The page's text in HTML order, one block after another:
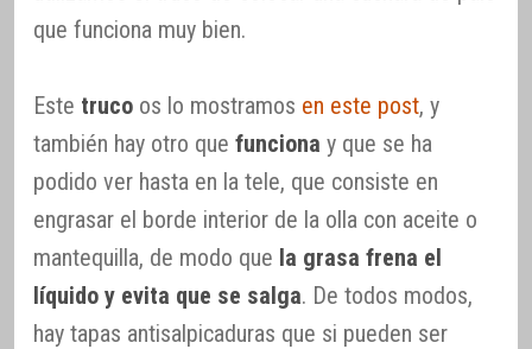
que funciona muy bien.
Este truco os lo mostramos en este post, y
también hay otro que funciona y que se ha
podido ver hasta en la tele, que consiste en
engrasar el borde interior de la olla con aceite o
mantequilla, de modo que la grasa frena el
líquido y evita que se salga. De todos modos,
hay tapas antisalpicaduras que si pueden ser